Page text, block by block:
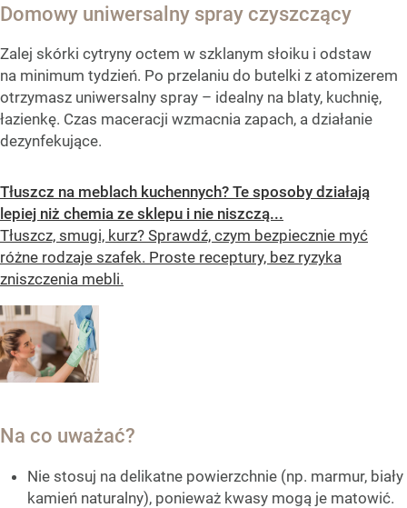
Domowy uniwersalny spray czyszczący
Zalej skórki cytryny octem w szklanym słoiku i odstaw
na minimum tydzień. Po przelaniu do butelki z atomizerem
otrzymasz uniwersalny spray – idealny na blaty, kuchnię,
łazienkę. Czas maceracji wzmacnia zapach, a działanie
dezynfekujące.
Tłuszcz na meblach kuchennych? Te sposoby działają
lepiej niż chemia ze sklepu i nie niszczą...
Tłuszcz, smugi, kurz? Sprawdź, czym bezpiecznie myć
różne rodzaje szafek. Proste receptury, bez ryzyka
zniszczenia mebli.
Na co uważać?
Nie stosuj na delikatne powierzchnie (np. marmur, biały
kamień naturalny), ponieważ kwasy mogą je matowić.